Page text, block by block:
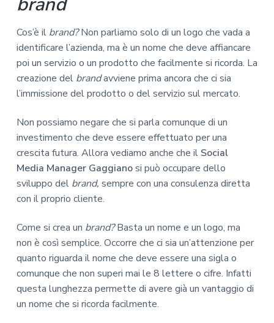
Cos’è il brand?Non parliamo solo di un logo che vada a
identificare l’azienda, ma è un nome che deve affiancare
poi un servizio o un prodotto che facilmente si ricorda. La
creazione del brandavviene prima ancora che ci sia
l’immissione del prodotto o del servizio sul mercato.
Non possiamo negare che si parla comunque di un
investimento che deve essere effettuato per una
crescita futura. Allora vediamo anche che il Social
Media Manager Gaggianosi può occupare dello
sviluppo del brand, sempre con una consulenza diretta
con il proprio cliente.
Come si crea un brand?Basta un nome e un logo, ma
non è così semplice. Occorre che ci sia un’attenzione per
quanto riguarda il nome che deve essere una sigla o
comunque che non superi mai le 8 lettere o cifre. Infatti
questa lunghezza permette di avere già un vantaggio di
un nome che si ricorda facilmente.